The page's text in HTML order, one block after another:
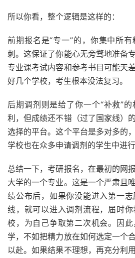
所以你看，整个逻辑是这样的：
前期报名是“专一”的，你集中所
刺。这保证了你能心无旁骛地准备
专业课考试内容和参考书目可能天
好几个学校，考生根本没法复习。
后期调剂则是给了你一个“补救”
利，但成绩还不错（过了国家线）
选择的平台。这个平台是多对多的
学校也在众多申请调剂的学生中进行
总结一下，考研报名，在最初的网
大学的一个专业。这是一个严肃且
绩公布后，如果你没能进入第一
线，就可以进入调剂流程，届时
校，为自己争取第二次机会。因
学，不如把精力放在如何选定一个
以赴。如果结果不理想，再充分利